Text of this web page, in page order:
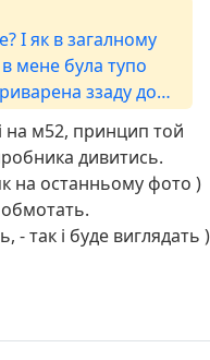
І як в загалному
мене була тупо
ззаду до
на м52, принцип той
дивитись.
на останньому фото )
- так і буде виглядать )